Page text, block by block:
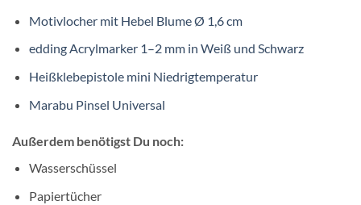
Motivlocher mit Hebel Blume Ø 1,6 cm
edding Acrylmarker 1–2 mm in Weiß und Schwarz
Heißklebepistole mini Niedrigtemperatur
Marabu Pinsel Universal
Außerdem benötigst Du noch:
Wasserschüssel
Papiertücher